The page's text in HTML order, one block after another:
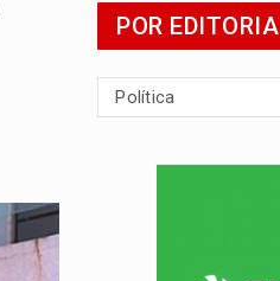
POR EDITORIA